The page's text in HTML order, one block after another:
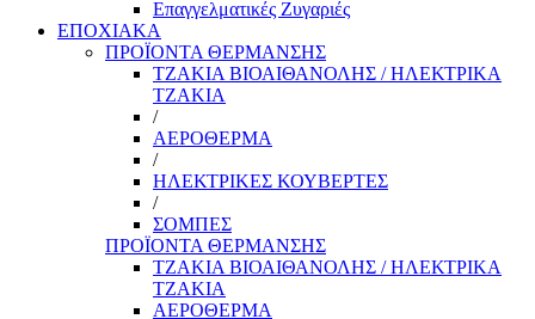
Επαγγελματικές Ζυγαριές
ΕΠΟΧΙΑΚΑ
ΠΡΟΪΟΝΤΑ ΘΕΡΜΑΝΣΗΣ
ΤΖΑΚΙΑ ΒΙΟΑΙΘΑΝΟΛΗΣ / ΗΛΕΚΤΡΙΚΑ
ΤΖΑΚΙΑ
/
ΑΕΡΟΘΕΡΜΑ
/
ΗΛΕΚΤΡΙΚΕΣ ΚΟΥΒΕΡΤΕΣ
/
ΣΟΜΠΕΣ
ΠΡΟΪΟΝΤΑ ΘΕΡΜΑΝΣΗΣ
ΤΖΑΚΙΑ ΒΙΟΑΙΘΑΝΟΛΗΣ / ΗΛΕΚΤΡΙΚΑ
ΤΖΑΚΙΑ
ΑΕΡΟΘΕΡΜΑ